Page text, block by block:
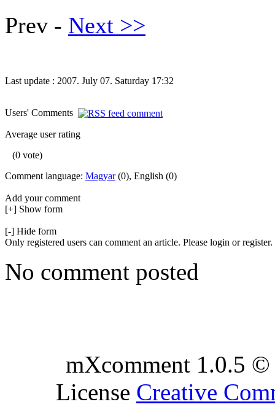
Prev - Next >>
Last update : 2007. July 07. Saturday 17:32
Users' Comments
Average user rating
(0 vote)
Comment language: Magyar(0), English (0)
Add your comment
[+] Show form
[-] Hide form
Only registered users can comment an article. Please login or register.
No comment posted
mXcomment 1.0.5
License Creative